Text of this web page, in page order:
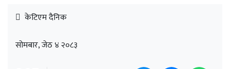
केटिएम दैनिक
सोमबार, जेठ ४ २०८३